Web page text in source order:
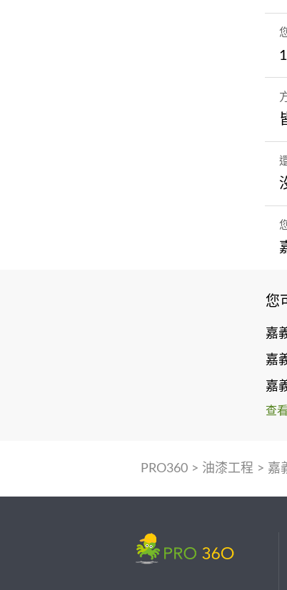
您
嘉
嘉
嘉
查
PRO360> 油漆工程 > 嘉